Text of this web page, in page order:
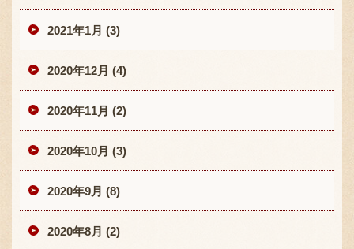
2021年1月 (3)
2020年12月 (4)
2020年11月 (2)
2020年10月 (3)
2020年9月 (8)
2020年8月 (2)